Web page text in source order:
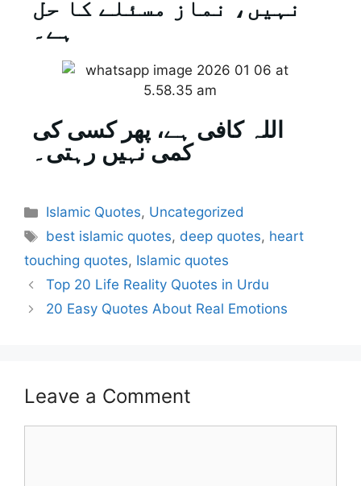
نہیں، نماز مسئلے کا حل
ہے۔
اللہ کافی ہے، پھر کسی کی
کمی نہیں رہتی۔
Islamic Quotes, Uncategorized
best islamic quotes, deep quotes, heart
touching quotes, Islamic quotes
Top 20 Life Reality Quotes in Urdu
20 Easy Quotes About Real Emotions
Leave a Comment